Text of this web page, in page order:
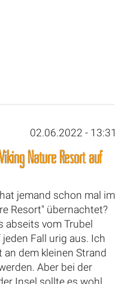
02.06.2022 - 13:31
Nature Resort auf
jemand schon mal im
Resort" übernachtet?
abseits vom Trubel
Fall urig aus. Ich
dem kleinen Strand
Aber bei der